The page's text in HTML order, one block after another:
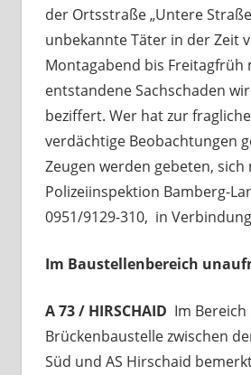
der Ortsstraße „Untere
unbekannte Täter in der Zeit
Montagabend bis Freitagfrüh
entstandene Sachschaden
beziffert. Wer hat zur
verdächtige Beobachtungen
Zeugen werden gebeten, sich
Polizeiinspektion Bamberg-
0951/9129-310, in
Im Baustellenbereich
A 73 / HIRSCHAID Im Bereich
Brückenbaustelle zwischen
Süd und AS Hirschaid